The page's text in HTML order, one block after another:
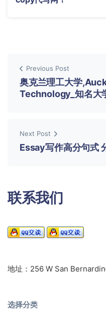
Previous Post
奥克兰理工大学
Technology_知名大
Next Post
Essay写作高分句式
联系我们
地址：256 W San
选择分类